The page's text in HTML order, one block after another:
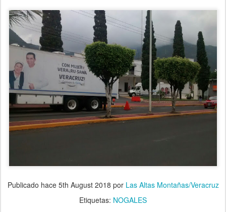
Publicado hace 5th August 2018 por Las Altas Montañas/Veracruz
Etiquetas: NOGALES